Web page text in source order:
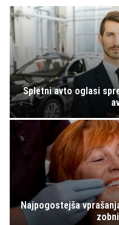
Spletni avto oglasi
Najpogostejša